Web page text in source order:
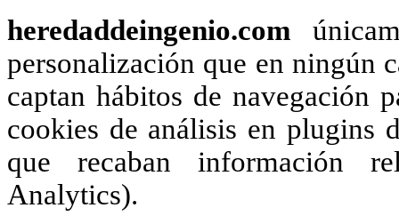
heredaddeingenio.com
personalización que en ningún
captan hábitos de navegación
cookies de análisis en plugins
que recaban información
Analytics).